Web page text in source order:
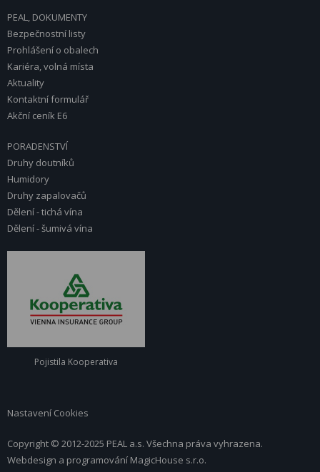
PEAL, DOKUMENTY
Bezpečnostní listy
Prohlášení o obalech
Kariéra, volná místa
Aktuality
Kontaktní formulář
Akční ceník E6
PORADENSTVÍ
Druhy doutníků
Humidory
Druhy zapalovačů
Dělení - tichá vína
Dělení - šumivá vína
Pojistila Kooperativa
Nastavení Cookies
Copyright © 2012-2025 PEAL a.s. Všechna práva vyhrazena.
Webdesign a programování MagicHouse s.r.o.